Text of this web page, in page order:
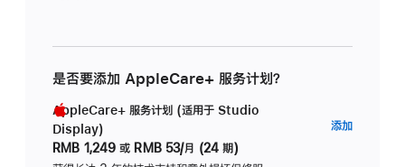
是否要添加 AppleCare+ 服务计划？
AppleCare+ 服务计划 (适用于 Studio
Display)
RMB 1,249 或 RMB 53/月 (24 期)
添加